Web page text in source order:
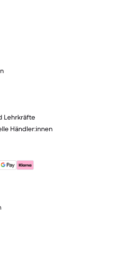
Lehrkräfte
Händler:innen